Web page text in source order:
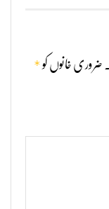
ضروری خانوں کو*